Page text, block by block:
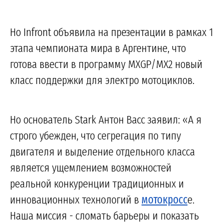
Но Infront объявила на презентации в рамках 1
этапа чемпионата мира в Аргентине, что
готова ввести в программу MXGP/MX2 новый
класс поддержки для электро мотоциклов.
Но основатель Stark Антон Васс заявил: «А я
строго убежден, что сегрегация по типу
двигателя и выделение отдельного класса
является ущемлением возможностей
реальной конкуренции традиционных и
инновационных технологий в мотокроссе.
Наша миссия - сломать барьеры и показать